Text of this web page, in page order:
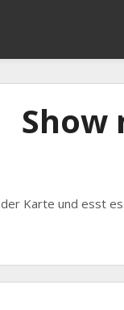
Show
Karte und esst